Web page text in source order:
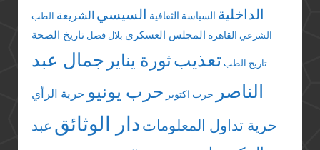
الداخلية السياسة الثقافية السيسي الشريعة الطب
الشرعي القاهرة المجلس العسكري بلال فضل تاريخ الصحة
تاريخ الطب تعذيبثورة يناير جمال عبد
الناصر
حرب اكتوبر حرب يونيو حرية الرأي
حرية تداول المعلومات دار الوثائق عبد